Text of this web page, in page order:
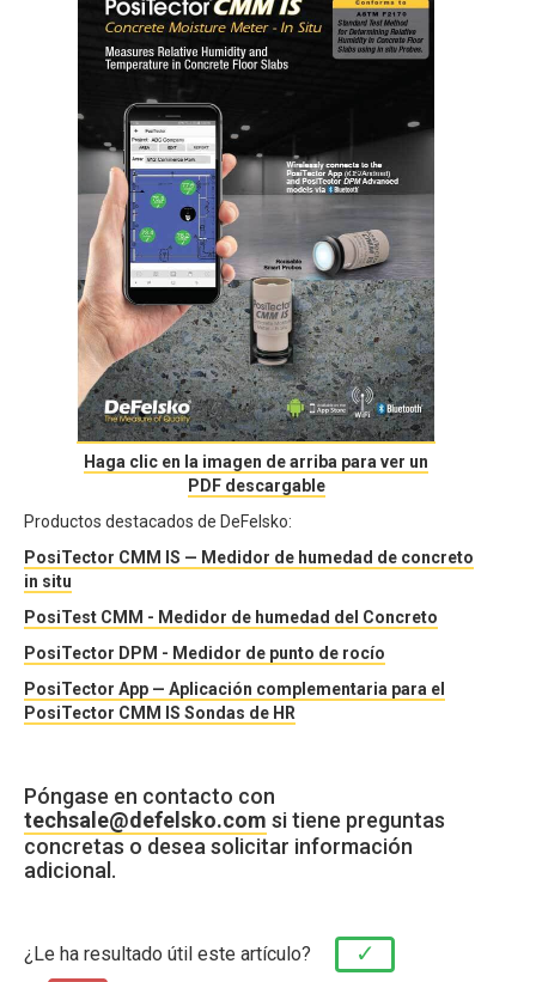
Haga clic en la imagen de arriba para ver un
PDF descargable
Productos destacados de DeFelsko:
PosiTector CMM IS — Medidor de humedad de concreto
in situ
PosiTest CMM - Medidor de humedad del Concreto
PosiTector DPM - Medidor de punto de rocío
PosiTector App — Aplicación complementaria para el
PosiTector CMM IS Sondas de HR
Póngase en contacto con
techsale@defelsko.com si tiene preguntas
concretas o desea solicitar información
adicional.
¿Le ha resultado útil este artículo? ✓